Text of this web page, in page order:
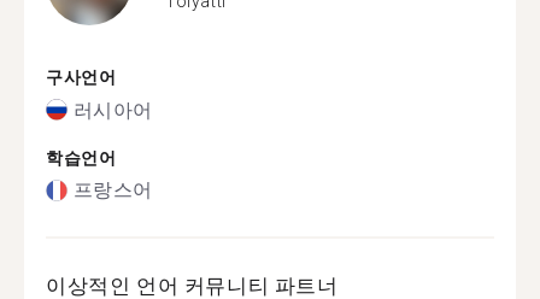
구사언어
러시아어
학습언어
프랑스어
이상적인 언어 커뮤니티 파트너